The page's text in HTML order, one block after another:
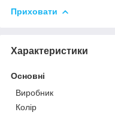
Приховати
Характеристики
Основні
Виробник
Колір